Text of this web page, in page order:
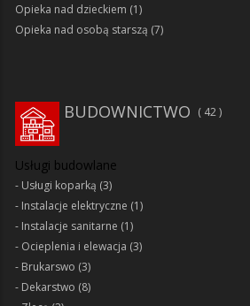
Opieka nad dzieckiem (1)
Opieka nad osobą starszą (7)
BUDOWNICTWO 42
Usługi budowlane
Usługi koparką (3)
Instalacje elektryczne (1)
Instalacje sanitarne (1)
Ocieplenia i elewacja (3)
Brukarswo (3)
Dekarstwo (8)